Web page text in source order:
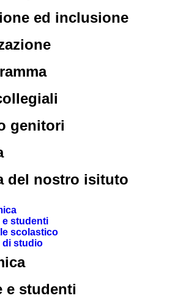
ed inclusione
genitori
del nostro isituto
e studenti
scolastico
di studio
e studenti